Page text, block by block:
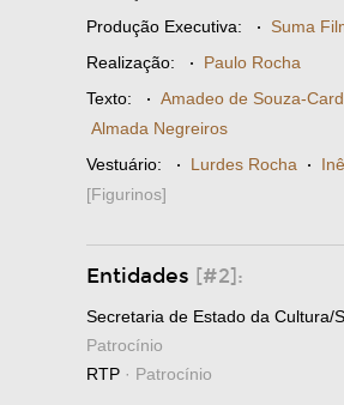
Produção Executiva: · Suma
Realização: · Paulo Rocha
Texto: · Amadeo de Souza-
Almada Negreiros
Vestuário: · Lurdes Rocha ·
[Figurinos]
Entidades [#2]:
Secretaria de Estado da Cultura/
Patrocínio
RTP · Patrocínio